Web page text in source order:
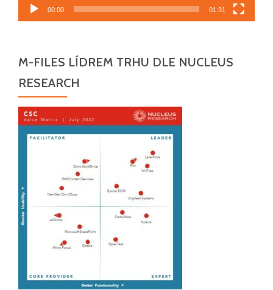
00:00 01:31
M-FILES LÍDREM TRHU DLE NUCLEUS
RESEARCH